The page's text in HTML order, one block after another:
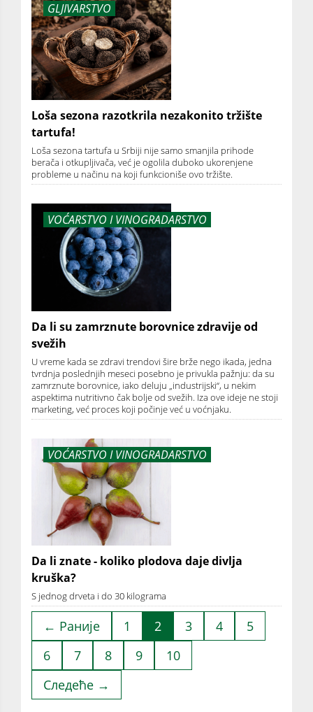
GLJIVARSTVO
Loša sezona razotkrila nezakonito tržište
tartufa!
Loša sezona tartufa u Srbiji nije samo smanjila prihode
berača i otkupljivača, već je ogolila duboko ukorenjene
probleme u načinu na koji funkcioniše ovo tržište.
VOĆARSTVO I VINOGRADARSTVO
Da li su zamrznute borovnice zdravije od
svežih
U vreme kada se zdravi trendovi šire brže nego ikada, jedna
tvrdnja poslednjih meseci posebno je privukla pažnju: da su
zamrznute borovnice, iako deluju „industrijski“, u nekim
aspektima nutritivno čak bolje od svežih. Iza ove ideje ne stoji
marketing, već proces koji počinje već u voćnjaku.
VOĆARSTVO I VINOGRADARSTVO
Da li znate - koliko plodova daje divlja
kruška?
S jednog drveta i do 30 kilograma
← Раније 1 2 3 4
5
6
7 8 9
10
Следеће →